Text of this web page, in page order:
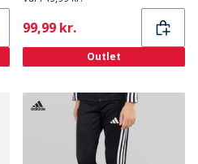
Current
99,99 kr.
Outlet